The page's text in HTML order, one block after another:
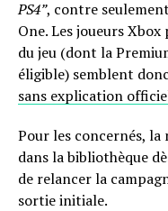
PS4”, contre
One. Les joueurs
du jeu (dont la
éligible) semblent
sans explication
Pour les concernés,
dans la bibliothèque
de relancer la
sortie initiale.